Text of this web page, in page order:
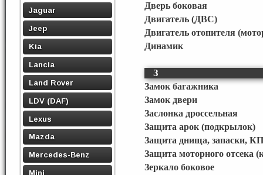
Jaguar
Jeep
Kia
Lancia
Land Rover
LDV (DAF)
Lexus
Mazda
Mercedes-Benz
Mini
Дверь боковая
Двигатель (ДВС)
Двигатель отопителя
Динамик
З
Замок багажника
Замок двери
Заслонка дроссельная
Защита арок (подкрылок)
Защита днища, запаски,
Защита моторного отсека
Зеркало боковое